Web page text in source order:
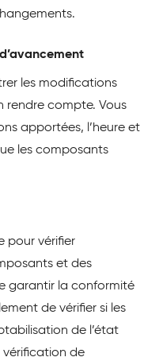
les modifications
rendre compte. Vous
apportées, l’heure et
les composants
pour vérifier
et des
garantir la conformité
de vérifier si les
de l’état
vérification de